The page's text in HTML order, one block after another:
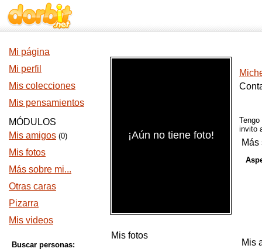
Mi página
Mi perfil
Mis colecciones
Mis pensamientos
MÓDULOS
Mis amigos (0)
Mis fotos
Más sobre mi...
Otras caras
Pizarra
Mis videos
Buscar personas:
¡Aún no tiene foto!
Mis fotos
Tengo
invito
Más
Mis